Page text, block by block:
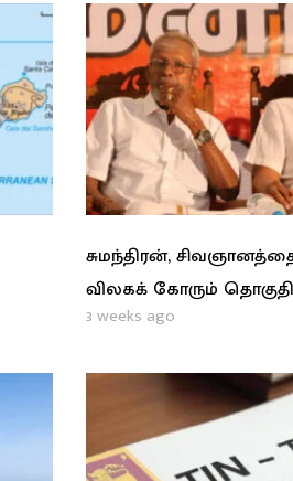
சுமந்திரன்,
விலகக் கோரும்
3 weeks ago